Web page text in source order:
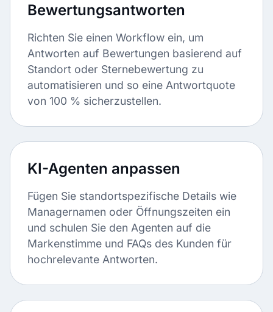
Bewertungsantworten
Richten Sie einen Workflow ein, um
Antworten auf Bewertungen basierend auf
Standort oder Sternebewertung zu
automatisieren und so eine Antwortquote
von 100 % sicherzustellen.
KI-Agenten anpassen
Fügen Sie standortspezifische Details wie
Managernamen oder Öffnungszeiten ein
und schulen Sie den Agenten auf die
Markenstimme und FAQs des Kunden für
hochrelevante Antworten.